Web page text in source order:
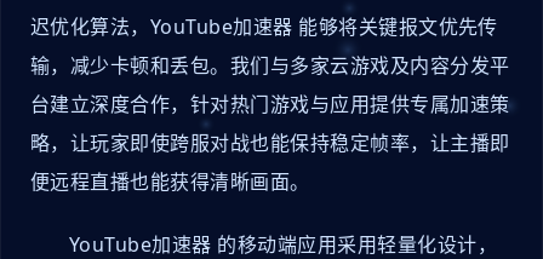
迟优化算法，YouTube加速器 能够将关键报文优先传
输，减少卡顿和丢包。我们与多家云游戏及内容分发平
台建立深度合作，针对热门游戏与应用提供专属加速策
略，让玩家即使跨服对战也能保持稳定帧率，让主播即
便远程直播也能获得清晰画面。
YouTube加速器 的移动端应用采用轻量化设计，